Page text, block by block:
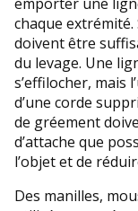
chaque
doivent être
du levage. Une
s’effilocher, mais
d’une corde
de gréement
d’attache que
l’objet et de
Des manilles,